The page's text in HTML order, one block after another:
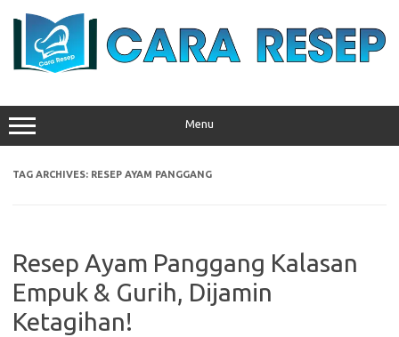
Menu
TAG ARCHIVES: RESEP AYAM PANGGANG
Resep Ayam Panggang Kalasan
Empuk & Gurih, Dijamin
Ketagihan!